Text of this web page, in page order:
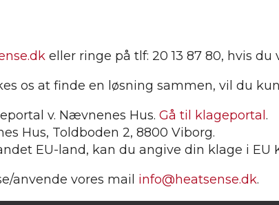
eller ringe på tlf: 20 13 87 80, hvis
os at finde en løsning sammen, vil du
v. Nævnenes Hus. Gå til klageportal .
Hus, Toldboden 2, 8800 Viborg.
EU-land, kan du angive din klage i EU
anvende vores mail info@heatsense.dk.